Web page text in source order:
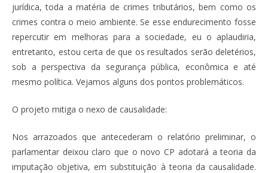
jurídica, toda a matéria de crimes tributários, bem como os
crimes contra o meio ambiente. Se esse endurecimento fosse
repercutir em melhoras para a sociedade, eu o aplaudiria,
entretanto, estou certa de que os resultados serão deletérios,
sob a perspectiva da segurança pública, econômica e até
mesmo política. Vejamos alguns dos pontos problemáticos.
O projeto mitiga o nexo de causalidade:
Nos arrazoados que antecederam o relatório preliminar, o
parlamentar deixou claro que o novo CP adotará a teoria da
imputação objetiva, em substituição à teoria da causalidade.